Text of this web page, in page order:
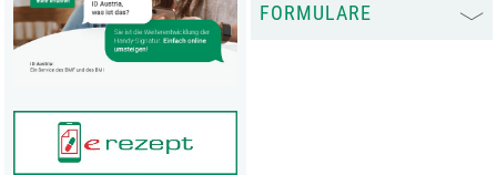
FORMULARE